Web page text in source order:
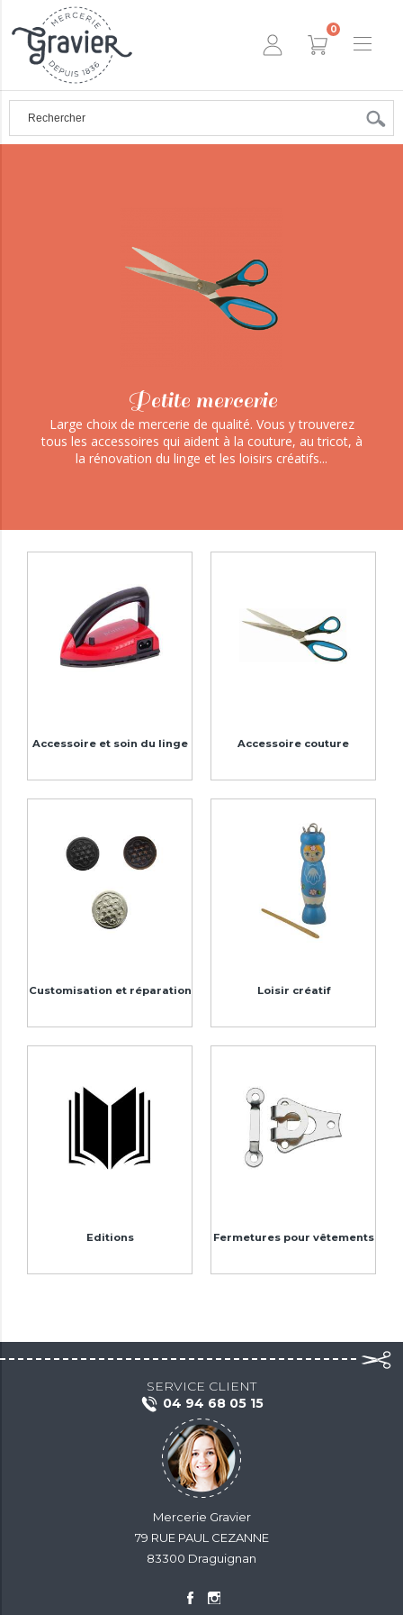
0
Petite mercerie
Large choix de mercerie de qualité. Vous y trouverez
tous les accessoires qui aident à la couture, au tricot, à
la rénovation du linge et les loisirs créatifs...
Accessoire et soin du linge Accessoire couture
Customisation et réparation Loisir créatif
Editions Fermetures pour vêtements
SERVICE CLIENT
04 94 68 05 15
Mercerie Gravier
79 RUE PAUL CEZANNE
83300 Draguignan